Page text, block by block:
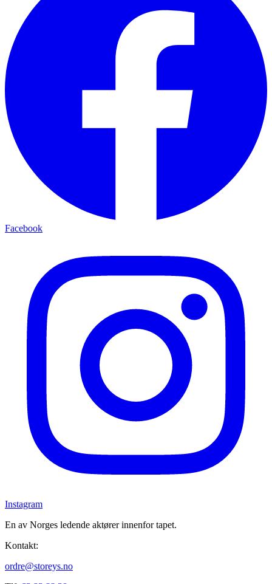
Facebook
Instagram
En av Norges ledende aktører innenfor tapet.
Kontakt:
ordre@storeys.no